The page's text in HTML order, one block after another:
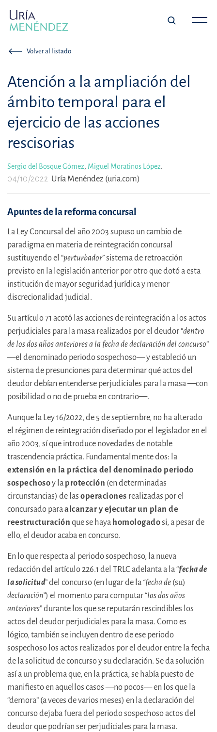
Volver al listado
Atención a la ampliación del
ámbito temporal para el
ejercicio de las acciones
rescisorias
Sergio del Bosque Gómez, Miguel Moratinos López.
04/10/2022 Uría Menéndez (uria.com)
Apuntes de la reforma concursal
La Ley Concursal del año 2003 supuso un cambio de
paradigma en materia de reintegración concursal
sustituyendo el “perturbador” sistema de retroacción
previsto en la legislación anterior por otro que dotó a esta
institución de mayor seguridad jurídica y menor
discrecionalidad judicial.
Su artículo 71 acotó las acciones de reintegración a los actos
perjudiciales para la masa realizados por el deudor “dentro
de los dos años anteriores a la fecha de declaración del concurso”
—el denominado periodo sospechoso— y estableció un
sistema de presunciones para determinar qué actos del
deudor debían entenderse perjudiciales para la masa —con
posibilidad o no de prueba en contrario—.
Aunque la Ley 16/2022, de 5 de septiembre, no ha alterado
el régimen de reintegración diseñado por el legislador en el
año 2003, sí que introduce novedades de notable
trascendencia práctica. Fundamentalmente dos: la
extensión en la práctica del denominado periodo
sospechosoy la protección (en determinadas
circunstancias) de las operaciones realizadas por el
concursado paraalcanzar y ejecutar un plan de
reestructuración que se haya homologadosi, a pesar de
ello, el deudor acaba en concurso.
En lo que respecta al periodo sospechoso, la nueva
redacción del artículo 226.1 del TRLC adelanta a la “fecha de
la solicitud” del concurso (en lugar de la “fecha de (su)
declaración”) el momento para computar “los dos años
anteriores” durante los que se reputarán rescindibles los
actos del deudor perjudiciales para la masa. Como es
lógico, también se incluyen dentro de ese periodo
sospechoso los actos realizados por el deudor entre la fecha
de la solicitud de concurso y su declaración. Se da solución
así a un problema que, en la práctica, se había puesto de
manifiesto en aquellos casos —no pocos— en los que la
“demora” (a veces de varios meses) en la declaración del
concurso dejaba fuera del periodo sospechoso actos del
deudor que podrían ser perjudiciales para la masa.